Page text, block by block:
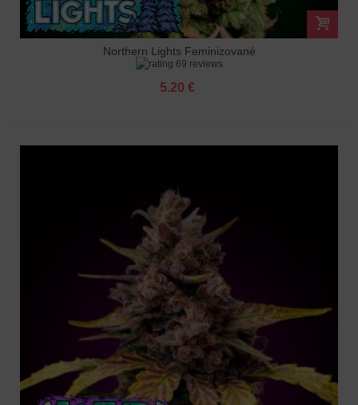
Northern Lights Feminizované
69 reviews
5.20 €